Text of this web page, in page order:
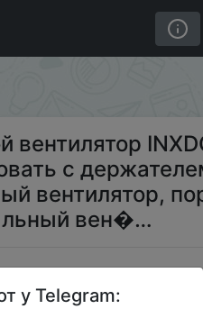
с
вентилятор
с
вентилятор,
вен�…
у Telegram: